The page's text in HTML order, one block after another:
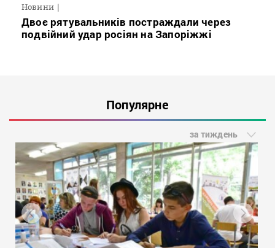
Новини
Двоє рятувальників постраждали через
подвійний удар росіян на Запоріжжі
Популярне
за тиждень